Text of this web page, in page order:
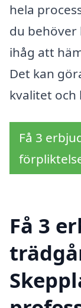
hela
du
ihåg att
Det kan
kvalitet och
Få 3
Få 3